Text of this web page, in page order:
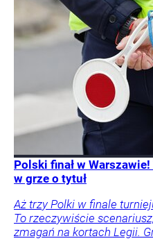
Polski finał w
w grze o tytuł
Aż trzy Polki w finale
To rzeczywiście
zmagań na kortach Legii.